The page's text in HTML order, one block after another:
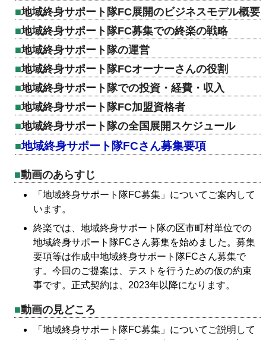
地域終身サポート隊FC展開のビジネスモデル概要
地域終身サポート隊FC募集での終楽の戦略
地域終身サポート隊の運営
地域終身サポート隊FCオーナーさんの役割
地域終身サポート隊での投資・経費・収入
地域終身サポート隊FC加盟資格者
地域終身サポート隊の全国展開スケジュール
地域終身サポート隊FCさん募集要項
動画のあらすじ
「地域終身サポート隊FC募集」についてご案内して
います。
終楽では、地域終身サポート隊の区市町村単位での
地域終身サポート隊FCさん募集を始めました。募集
要項等は作成中地域終身サポート隊FCさん募集で
す。今回のご提案は、テストを行うための仮の約束
事です。正式契約は、2023年以降になります。
動画の見どころ
「地域終身サポート隊FC募集」についてご説明して